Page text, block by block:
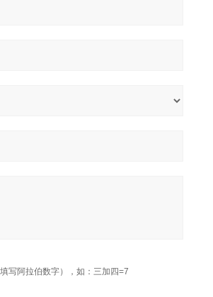
写阿拉伯数字），如：三加四=7